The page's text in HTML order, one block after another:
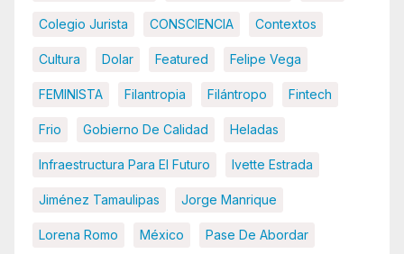
Colegio Jurista CONSCIENCIA Contextos
Cultura Dolar Featured Felipe Vega
FEMINISTA Filantropia Filántropo Fintech
Frio Gobierno De Calidad Heladas
Infraestructura Para El Futuro Ivette Estrada
Jiménez Tamaulipas Jorge Manrique
Lorena Romo México Pase De Abordar